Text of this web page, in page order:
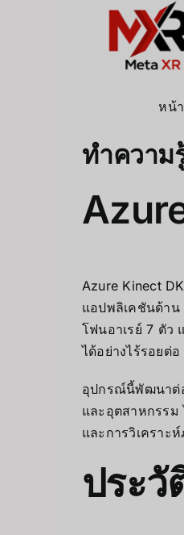
หน้
ทำความ
Azure Kinect
แอปพลิเคชันด้าน
โฟนอาเรย์ 7 ตัว
ได้อย่างไร้รอยต่อ
อุปกรณ์นี้พัฒนาต่
และอุตสาหกรรม
และการวิเคราะ
ประวั